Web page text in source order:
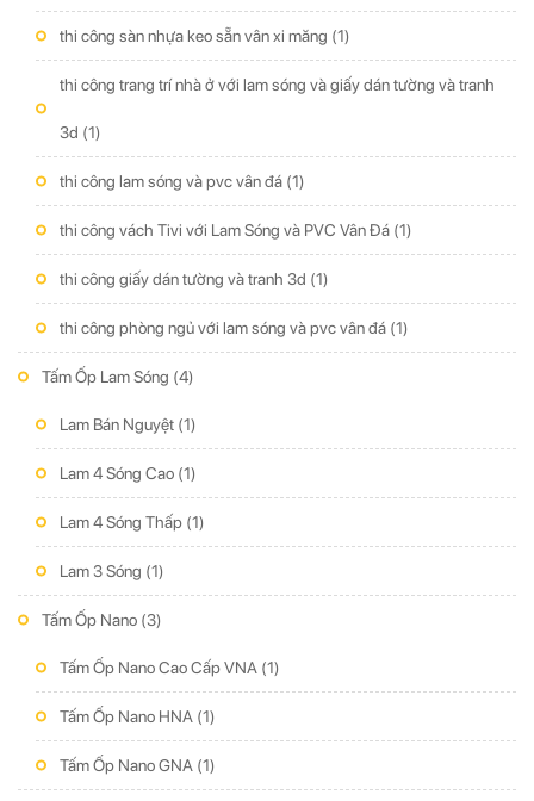
thi công sàn nhựa keo sẵn vân xi măng (1)
thi công trang trí nhà ở với lam sóng và giấy dán tường và tranh
3d (1)
thi công lam sóng và pvc vân đá (1)
thi công vách Tivi với Lam Sóng và PVC Vân Đá (1)
thi công giấy dán tường và tranh 3d (1)
thi công phòng ngủ với lam sóng và pvc vân đá (1)
Tấm Ốp Lam Sóng (4)
Lam Bán Nguyệt (1)
Lam 4 Sóng Cao (1)
Lam 4 Sóng Thấp (1)
Lam 3 Sóng (1)
Tấm Ốp Nano (3)
Tấm Ốp Nano Cao Cấp VNA (1)
Tấm Ốp Nano HNA (1)
Tấm Ốp Nano GNA (1)